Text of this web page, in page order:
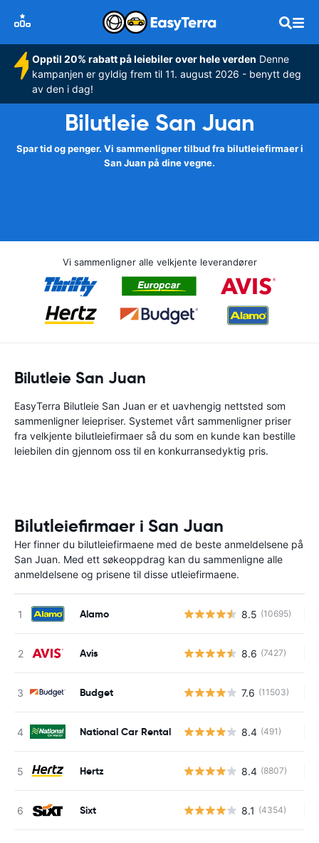
Opptil 20% rabatt på leiebiler over hele verden Denne
kampanjen er gyldig frem til 11. august 2026 - benytt deg
av den i dag!
Bilutleie San Juan
Spar tid og penger. Vi sammenligner tilbud fra bilutleiefirmaer i
San Juan på dine vegne.
Vi sammenligner alle velkjente leverandører
Bilutleie San Juan
EasyTerra Bilutleie San Juan er et uavhengig nettsted som
sammenligner leiepriser. Systemet vårt sammenligner priser
fra velkjente bilutleiefirmaer så du som en kunde kan bestille
leiebilen din gjennom oss til en konkurransedyktig pris.
Bilutleiefirmaer i San Juan
Her finner du bilutleiefirmaene med de beste anmeldelsene på
San Juan. Med ett søkeoppdrag kan du sammenligne alle
anmeldelsene og prisene til disse utleiefirmaene.
Alamo 8.5 (10695)
Avis 8.6 (7427)
Budget 7.6 (11503)
National Car Rental 8.4 (491)
Hertz 8.4 (8807)
Sixt 8.1 (4354)